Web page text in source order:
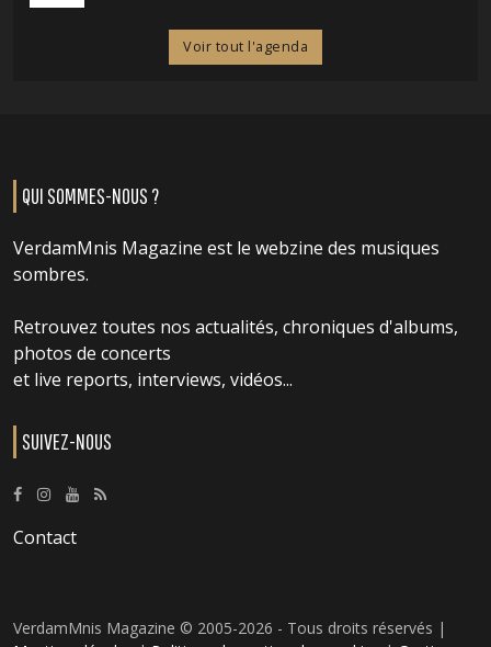
Voir tout l'agenda
QUI SOMMES-NOUS ?
VerdamMnis Magazine est le webzine des musiques
sombres.
Retrouvez toutes nos actualités, chroniques d'albums,
photos de concerts
et live reports, interviews, vidéos...
SUIVEZ-NOUS
Contact
VerdamMnis Magazine © 2005-2026 - Tous droits réservés |